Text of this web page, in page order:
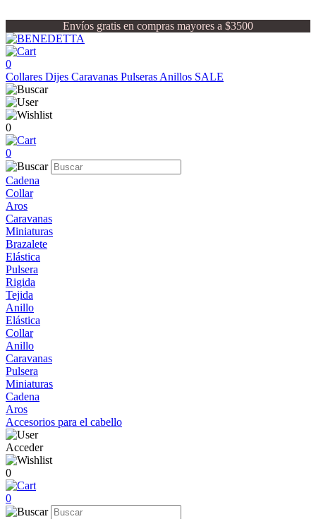
Envíos gratis en compras mayores a $3500
0
Collares Dijes Caravanas Pulseras Anillos SALE
0
0
Cadena
Collar
Aros
Caravanas
Miniaturas
Brazalete
Elástica
Pulsera
Rigida
Tejida
Anillo
Elástica
Collar
Anillo
Caravanas
Pulsera
Miniaturas
Cadena
Aros
Accesorios para el cabello
Acceder
0
0